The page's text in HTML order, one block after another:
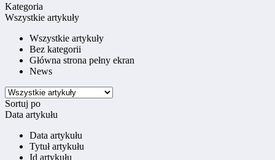
Kategoria
Wszystkie artykuły
Wszystkie artykuły
Bez kategorii
Główna strona pełny ekran
News
Sortuj po
Data artykułu
Data artykułu
Tytuł artykułu
Id artykułu